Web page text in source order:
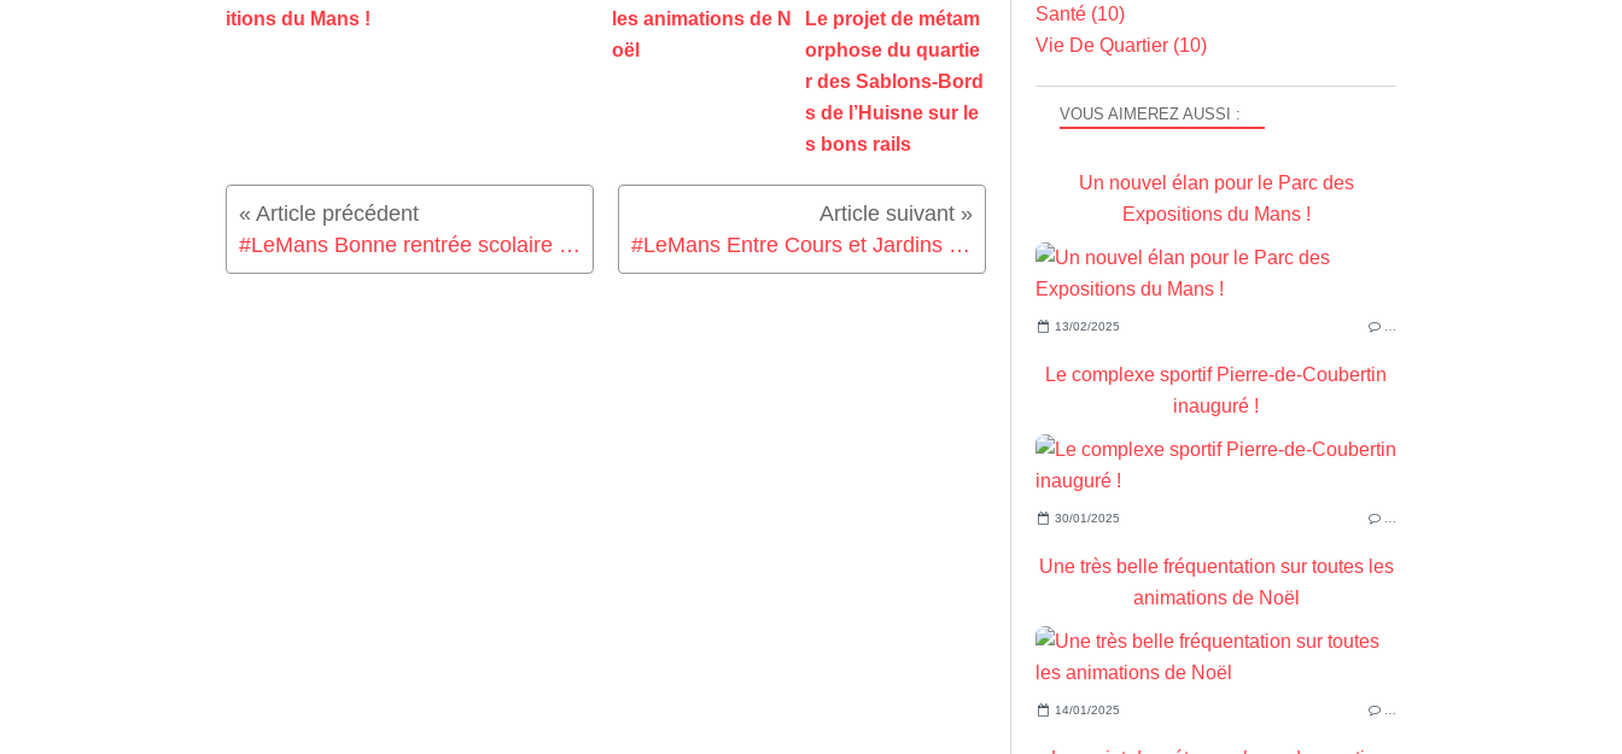
itions du Mans !
les animations de N
oël
Le projet de métam
orphose du quartie
r des Sablons-Bord
s de l’Huisne sur le
s bons rails
#LeMans Bonne rentrée scolaire aux élèves... #LeMans Entre Cours et Jardins revient les...
VOUS AIMEREZ AUSSI :
Un nouvel élan pour le Parc des
Expositions du Mans !
13/02/2025
Le complexe sportif Pierre-de-Coubertin
inauguré !
30/01/2025
Une très belle fréquentation sur toutes les
animations de Noël
14/01/2025
Santé (10)
Vie De Quartier (10)